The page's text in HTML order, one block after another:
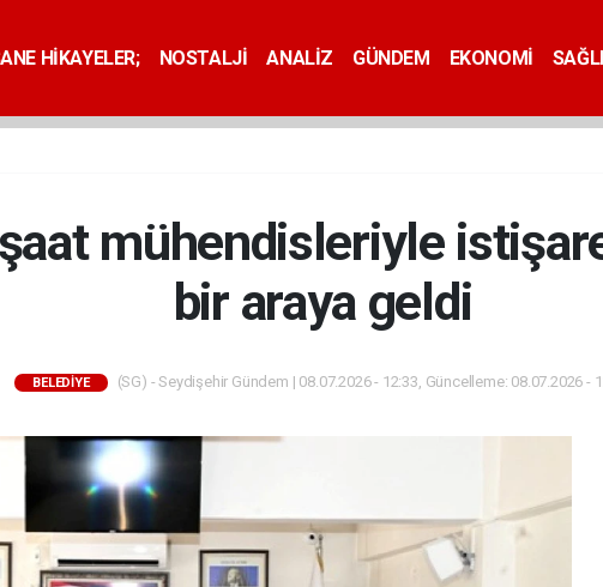
HİKAYELER; NOSTALJİ ANALİZ GÜNDEM EKONOMİ
mühendisleriyle
bir araya geldi
BELEDİYE (SG) - Seydişehir Gündem | 08.07.2026 - 12:33, Güncelleme: 08.07.2026 -